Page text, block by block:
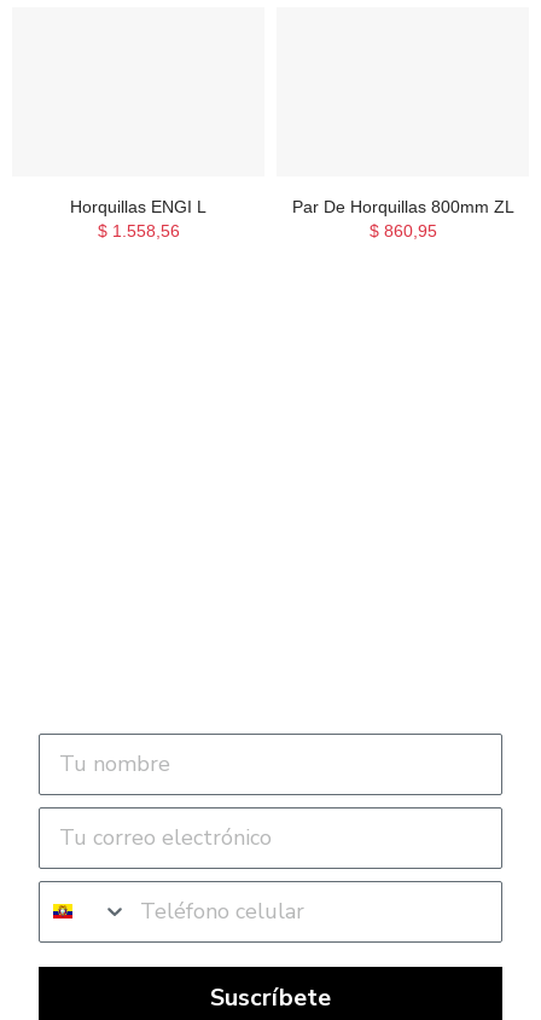
Horquillas ENGI L
$ 1.558,56
Par De Horquillas 800mm ZL
$ 860,95
Suscríbete